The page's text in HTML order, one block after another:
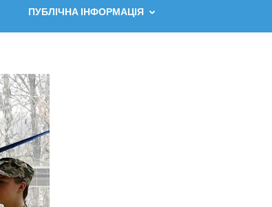
ПУБЛІЧНА ІНФОРМАЦІЯ